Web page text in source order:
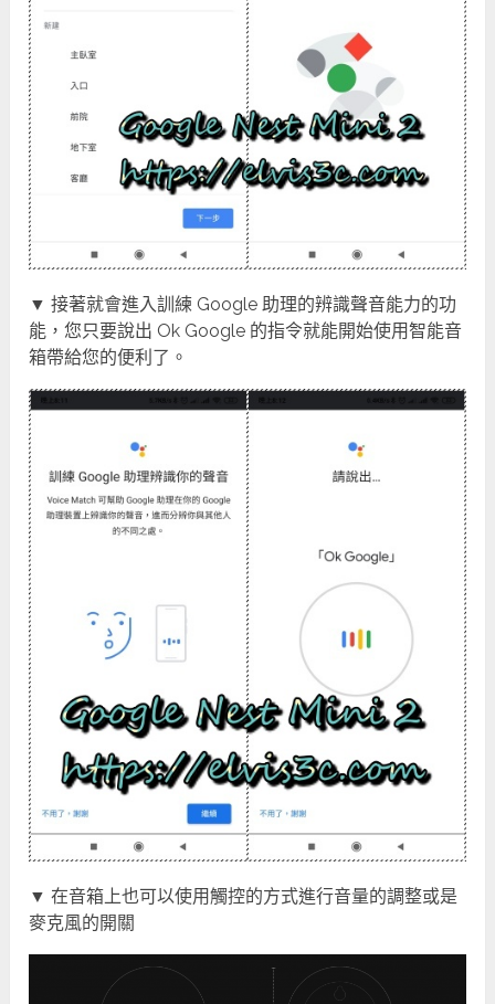
▼ 接著就會進入訓練 Google 助理的辨識聲音能力的功
能，您只要說出 Ok Google 的指令就能開始使用智能音
箱帶給您的便利了。
▼ 在音箱上也可以使用觸控的方式進行音量的調整或是
麥克風的開關